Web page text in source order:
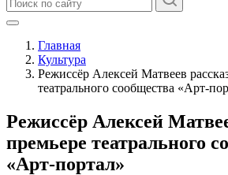
Главная
Культура
Режиссёр Алексей Матвеев
театрального сообщества «Арт-
Режиссёр Алексей
премьере театрального
«Арт-портал»